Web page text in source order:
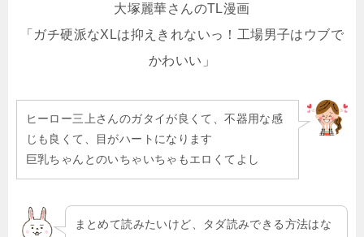
大塚麗華さんのTL漫画
「ガチ硬派なXLは抑えきれないっ！工場男子はウブで
かわいい」
ヒーロー三上さんのガタイが良くて、不器用な感
じも良くて、目がハートになります
巨乳ちゃんとのいちゃいちゃもエロくてよし
まとめて読みたいけど、タダ読みできる方法はな